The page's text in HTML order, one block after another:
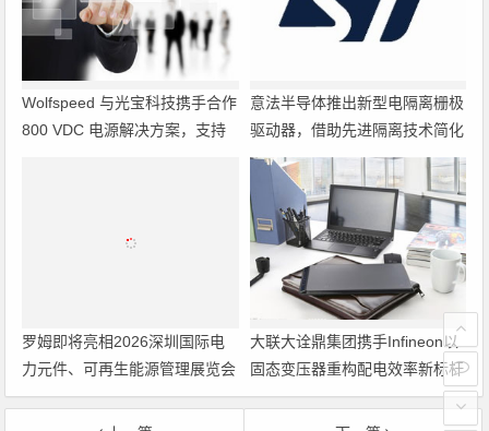
Wolfspeed 与光宝科技携手合作
800 VDC 电源解决方案，支持
意法半导体推出新型电隔离栅极
驱动器，借助先进隔离技术简化
电源设计
罗姆即将亮相2026深圳国际电
力元件、可再生能源管理展览会
暨研讨会
大联大诠鼎集团携手Infineon以
固态变压器重构配电效率新标杆